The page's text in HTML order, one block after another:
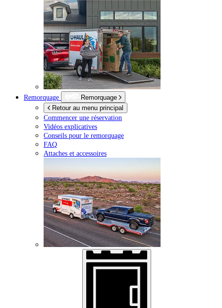
Remorquage
Remorquage
Retour au menu principal
Commencer une réservation
Vidéos explicatives
Conseils pour le remorquage
FAQ
Attaches et accessoires